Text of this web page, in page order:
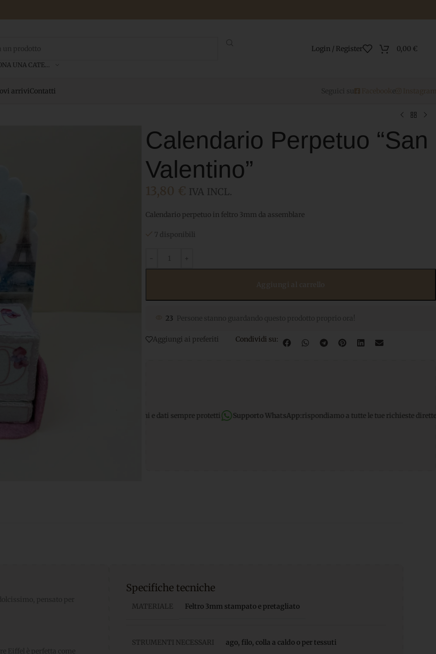
SELEZIONA UNA CATEGORIA
Login / Register 0,00 €
arriviContatti
Calendario Perpetuo “San
Valentino”
IVA INCL.
Calendario perpetuo in feltro 3mm da assemblare
7 disponibili
23
Aggiungi ai preferiti Condividi su:
sicuri per transazioni e dati sempre protetti Supporto WhatsApp:rispondiamo a tutte le tue richieste dirette Spedizione
Specifiche tecniche
MATERIALE Feltro 3mm stampato e pretagliato
STRUMENTI NECESSARI ago, filo, colla a caldo o per tessuti